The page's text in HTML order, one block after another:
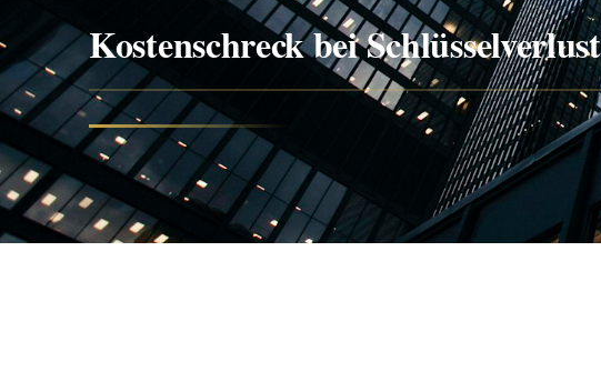
Kostenschreck bei